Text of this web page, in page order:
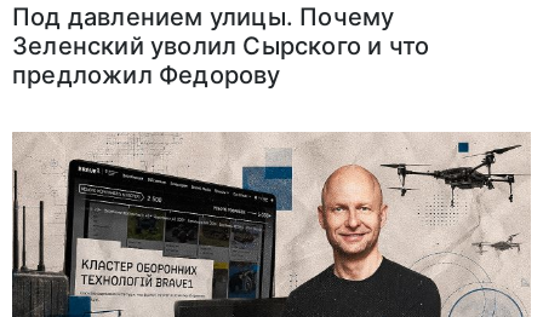
Под давлением улицы. Почему
Зеленский уволил Сырского и что
предложил Федорову